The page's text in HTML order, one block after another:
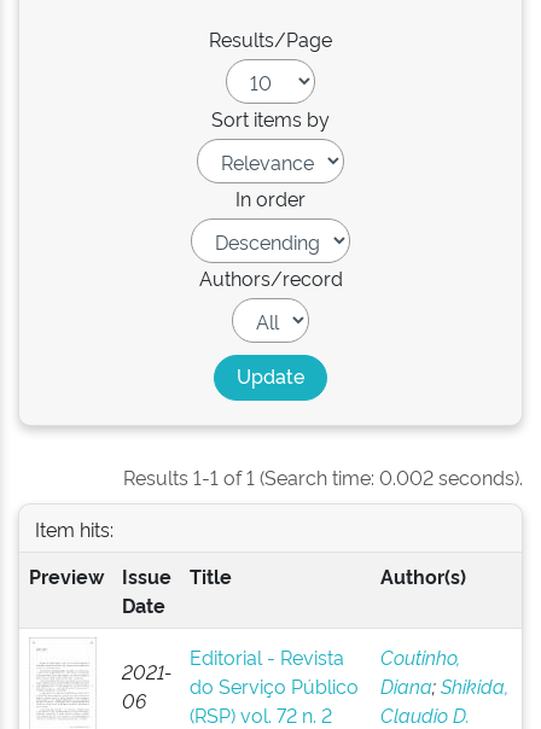
Results/Page
Sort items by
In order
Authors/record
Results 1-1 of 1 (Search time: 0.002 seconds).
Item hits:
Preview
Issue
Date
Title Author(s)
2021-
06
Editorial - Revista
do Serviço Público
(RSP) vol. 72 n. 2
Coutinho,
Diana;Shikida,
Claudio D.